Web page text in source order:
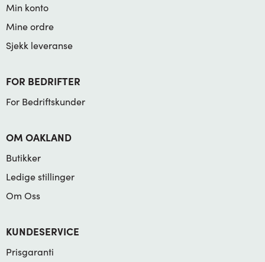
Min konto
Mine ordre
Sjekk leveranse
FOR BEDRIFTER
For Bedriftskunder
OM OAKLAND
Butikker
Ledige stillinger
Om Oss
KUNDESERVICE
Prisgaranti